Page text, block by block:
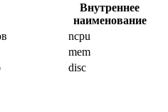
Внутреннее
наименование
ncpu
mem
disc